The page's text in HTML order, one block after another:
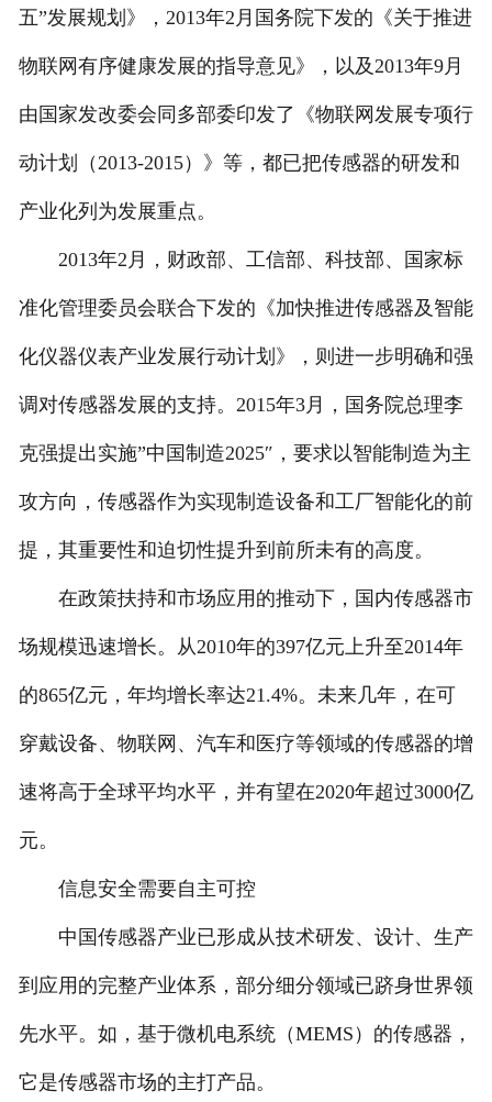
五”发展规划》，2013年2月国务院下发的《关于推进
物联网有序健康发展的指导意见》，以及2013年9月
由国家发改委会同多部委印发了《物联网发展专项行
动计划（2013-2015）》等，都已把传感器的研发和
产业化列为发展重点。
2013年2月，财政部、工信部、科技部、国家标
准化管理委员会联合下发的《加快推进传感器及智能
化仪器仪表产业发展行动计划》，则进一步明确和强
调对传感器发展的支持。2015年3月，国务院总理李
克强提出实施”中国制造2025″，要求以智能制造为主
攻方向，传感器作为实现制造设备和工厂智能化的前
提，其重要性和迫切性提升到前所未有的高度。
在政策扶持和市场应用的推动下，国内传感器市
场规模迅速增长。从2010年的397亿元上升至2014年
的865亿元，年均增长率达21.4%。未来几年，在可
穿戴设备、物联网、汽车和医疗等领域的传感器的增
速将高于全球平均水平，并有望在2020年超过3000亿
元。
信息安全需要自主可控
中国传感器产业已形成从技术研发、设计、生产
到应用的完整产业体系，部分细分领域已跻身世界领
先水平。如，基于微机电系统（MEMS）的传感器，
它是传感器市场的主打产品。